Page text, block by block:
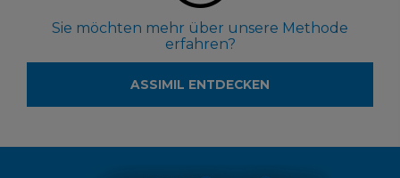
Sie möchten mehr über unsere Methode
erfahren?
ASSIMIL ENTDECKEN